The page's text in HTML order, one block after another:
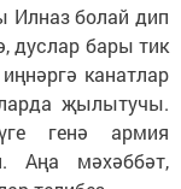
Илназ болай дип
дуслар бары тик
канатлар
җылытучы.
генә армия
Аңа мәхәббәт,